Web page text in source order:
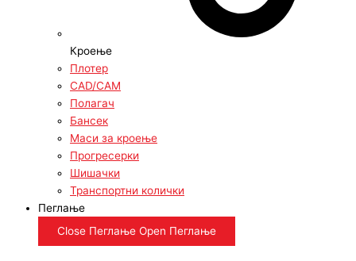
Кроење
Плотер
CAD/CAM
Полагач
Бансек
Маси за кроење
Прогресерки
Шишачки
Транспортни колички
Пеглање
Close Пеглање Open Пеглање